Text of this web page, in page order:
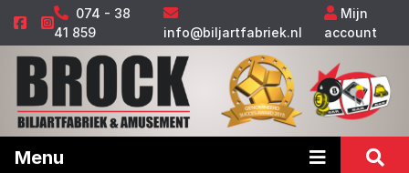
074 - 38
41 859
info@biljartfabriek.nl
Mijn
account
Menu